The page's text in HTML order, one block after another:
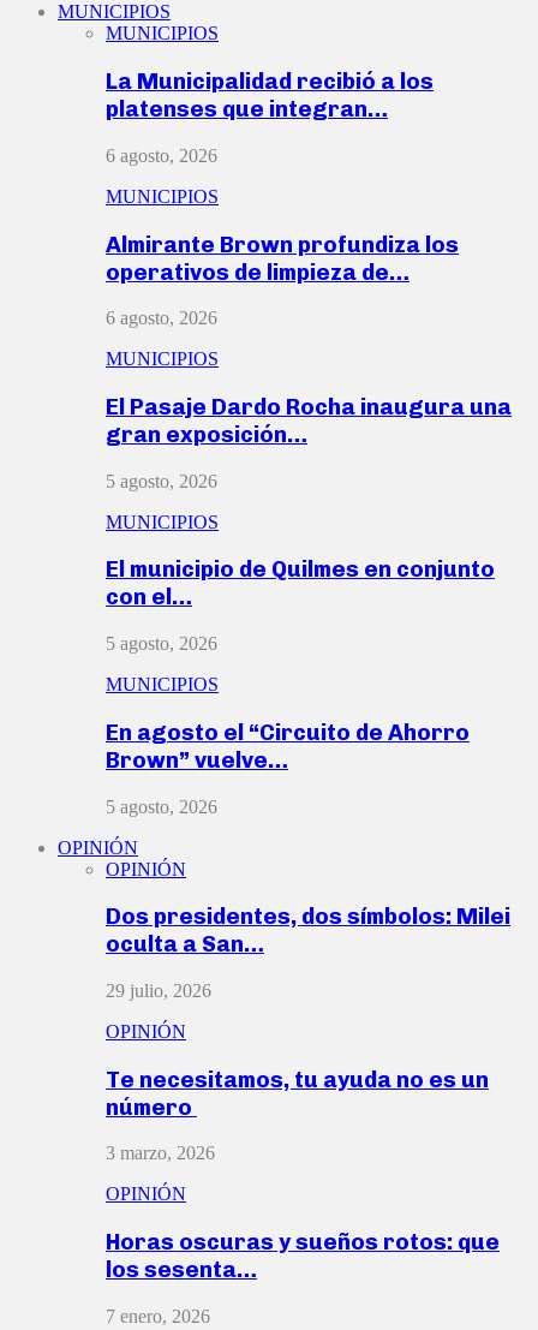
MUNICIPIOS
MUNICIPIOS
La Municipalidad recibió a los
platenses que integran…
6 agosto, 2026
MUNICIPIOS
Almirante Brown profundiza los
operativos de limpieza de…
6 agosto, 2026
MUNICIPIOS
El Pasaje Dardo Rocha inaugura una
gran exposición…
5 agosto, 2026
MUNICIPIOS
El municipio de Quilmes en conjunto
con el…
5 agosto, 2026
MUNICIPIOS
En agosto el “Circuito de Ahorro
Brown” vuelve…
5 agosto, 2026
OPINIÓN
OPINIÓN
Dos presidentes, dos símbolos: Milei
oculta a San…
29 julio, 2026
OPINIÓN
Te necesitamos, tu ayuda no es un
número
3 marzo, 2026
OPINIÓN
Horas oscuras y sueños rotos: que
los sesenta…
7 enero, 2026